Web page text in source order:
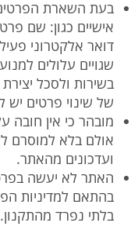
בעת השארת
אישיים כגון: שם
דואר אלקטרוני
שגויים עלולים
בשירות ולסכל
של שינוי פרטים
מובהר כי אין חובה
אולם בלא למוסרם
ועדכונים מהאתר.
האתר לא יעשה
בהתאם למדיניות
בלתי נפרד מהתקנון.